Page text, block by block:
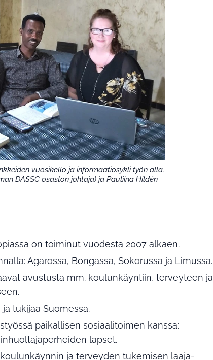
vuosikello ja informaatiosykli työn alla.
DASSC osaston johtaja) ja Pauliina Hildén
on toiminut vuodesta 2007 alkaen.
Agarossa, Bongassa, Sokorussa ja Limussa.
avustusta mm. koulunkäyntiin, terveyteen ja
tukijaa Suomessa.
paikallisen sosiaalitoimen kanssa:
lapset.
ja terveyden tukemisen laaja-